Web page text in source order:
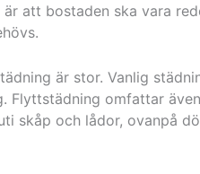
är att bostaden ska vara
är stor. Vanlig
Flyttstädning omfattar
skåp och lådor, ovanpå